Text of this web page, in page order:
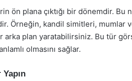
ön plana çıktığı bir dönemdir. Bu
Örneğin, kandil simitleri, mumlar
plan yaratabilirsiniz. Bu tür
olmasını sağlar.